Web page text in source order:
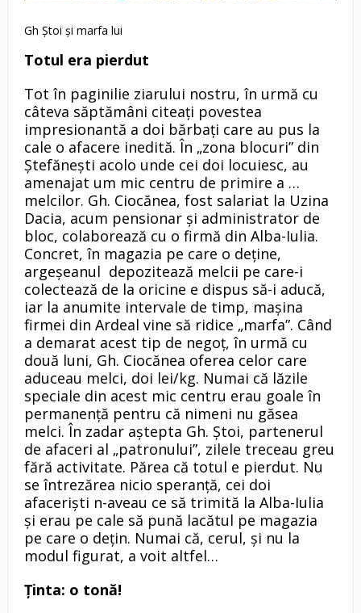
Gh Ştoi şi marfa lui
Totul era pierdut
Tot în paginilie ziarului nostru, în urmă cu
câteva săptămâni citeaţi povestea
impresionantă a doi bărbaţi care au pus la
cale o afacere inedită. În „zona blocuri” din
Ştefăneşti acolo unde cei doi locuiesc, au
amenajat um mic centru de primire a …
melcilor. Gh. Ciocănea, fost salariat la Uzina
Dacia, acum pensionar şi administrator de
bloc, colaborează cu o firmă din Alba-Iulia.
Concret, în magazia pe care o deţine,
argeşeanul depozitează melcii pe care-i
colectează de la oricine e dispus să-i aducă,
iar la anumite intervale de timp, maşina
firmei din Ardeal vine să ridice „marfa”. Când
a demarat acest tip de negoţ, în urmă cu
două luni, Gh. Ciocănea oferea celor care
aduceau melci, doi lei/kg. Numai că lăzile
speciale din acest mic centru erau goale în
permanenţă pentru că nimeni nu găsea
melci. În zadar aştepta Gh. Ştoi, partenerul
de afaceri al „patronului”, zilele treceau greu
fără activitate. Părea că totul e pierdut. Nu
se întrezărea nicio speranţă, cei doi
afacerişti n-aveau ce să trimită la Alba-Iulia
şi erau pe cale să pună lacătul pe magazia
pe care o deţin. Numai că, cerul, şi nu la
modul figurat, a voit altfel…
Ţinta: o tonă!